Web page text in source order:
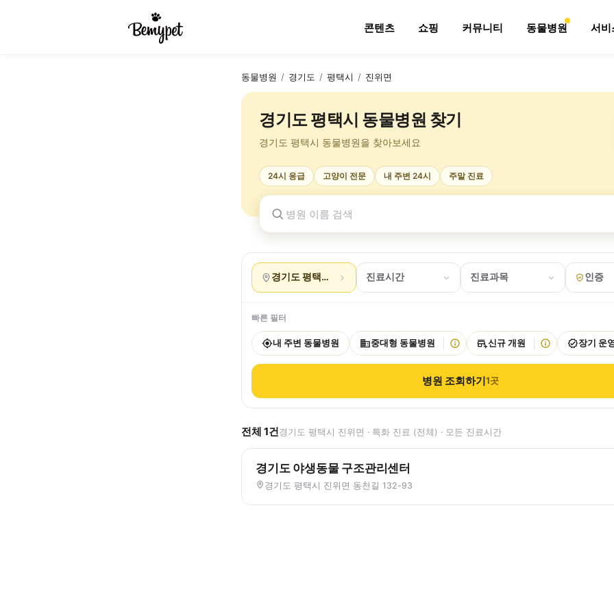
콘텐츠 쇼핑 커뮤니티 동물병원 서비
동물병원 / 경기도 / 평택시 / 진위면
경기도 평택시 동물병원 찾기
경기도 평택시 동물병원을 찾아보세요
24시 응급 고양이 전문 내 주변 24시 주말 진료
경기도 평택시 진위면 진료시간 진료과목 인증
빠른 필터
내 주변 동물병원 중대형 동물병원 신규 개원 장기 운
병원 조회하기1곳
전체 1건경기도 평택시 진위면 · 특화 진료 (전체) · 모든 진료시간
경기도 야생동물 구조관리센터
경기도 평택시 진위면 동천길 132-93